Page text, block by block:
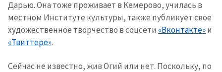
în Română in English
Дарью. Она тоже проживает в Кемерово, училась в
местном Институте культуры, также публикует свое
художественное творчество в соцсети «Вконтакте»и
«Твиттере».
Сейчас не известно, жив Огий или нет. Поскольку, по